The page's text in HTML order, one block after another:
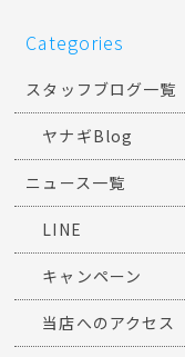
Categories
スタッフブログ一覧
ヤナギBlog
ニュース一覧
LINE
キャンペーン
当店へのアクセス